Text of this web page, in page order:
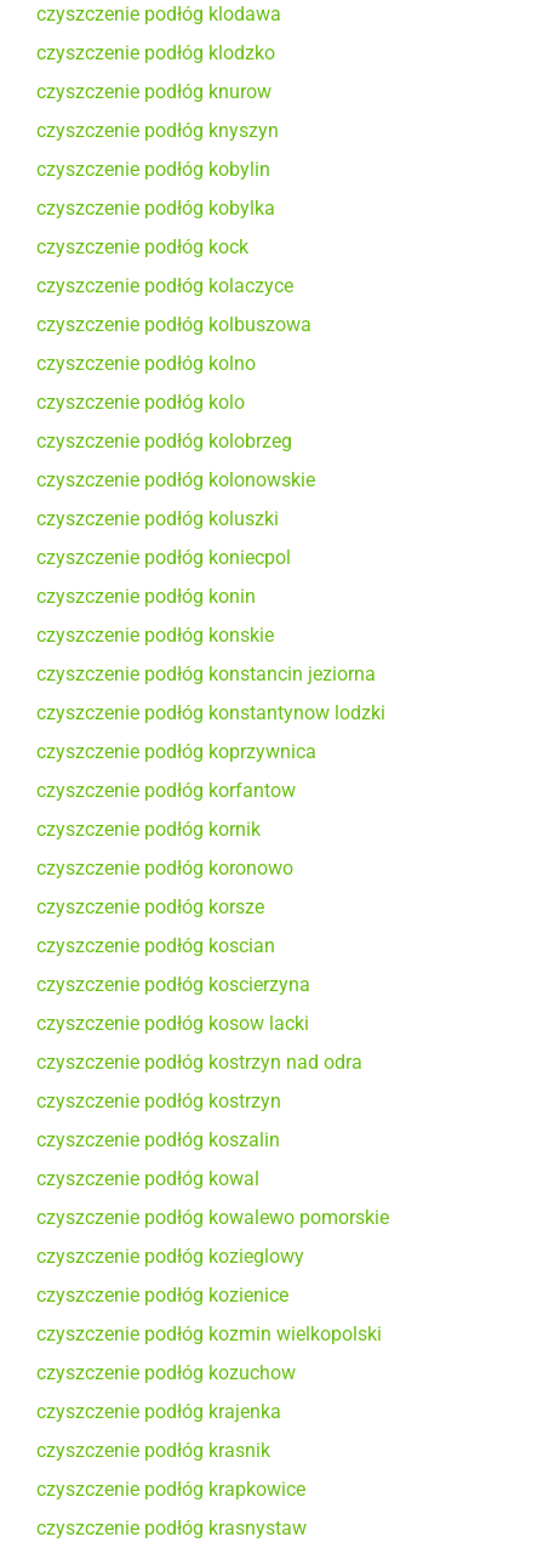
czyszczenie podłóg klodawa
czyszczenie podłóg klodzko
czyszczenie podłóg knurow
czyszczenie podłóg knyszyn
czyszczenie podłóg kobylin
czyszczenie podłóg kobylka
czyszczenie podłóg kock
czyszczenie podłóg kolaczyce
czyszczenie podłóg kolbuszowa
czyszczenie podłóg kolno
czyszczenie podłóg kolo
czyszczenie podłóg kolobrzeg
czyszczenie podłóg kolonowskie
czyszczenie podłóg koluszki
czyszczenie podłóg koniecpol
czyszczenie podłóg konin
czyszczenie podłóg konskie
czyszczenie podłóg konstancin jeziorna
czyszczenie podłóg konstantynow lodzki
czyszczenie podłóg koprzywnica
czyszczenie podłóg korfantow
czyszczenie podłóg kornik
czyszczenie podłóg koronowo
czyszczenie podłóg korsze
czyszczenie podłóg koscian
czyszczenie podłóg koscierzyna
czyszczenie podłóg kosow lacki
czyszczenie podłóg kostrzyn nad odra
czyszczenie podłóg kostrzyn
czyszczenie podłóg koszalin
czyszczenie podłóg kowal
czyszczenie podłóg kowalewo pomorskie
czyszczenie podłóg kozieglowy
czyszczenie podłóg kozienice
czyszczenie podłóg kozmin wielkopolski
czyszczenie podłóg kozuchow
czyszczenie podłóg krajenka
czyszczenie podłóg krasnik
czyszczenie podłóg krapkowice
czyszczenie podłóg krasnystaw